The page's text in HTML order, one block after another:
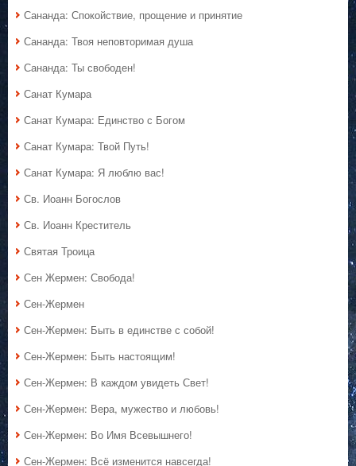
Сананда: Спокойствие, прощение и принятие
Сананда: Твоя неповторимая душа
Сананда: Ты свободен!
Санат Кумара
Санат Кумара: Единство с Богом
Санат Кумара: Твой Путь!
Санат Кумара: Я люблю вас!
Св. Иоанн Богослов
Св. Иоанн Креститель
Святая Троица
Сен Жермен: Свобода!
Сен-Жермен
Сен-Жермен: Быть в единстве с собой!
Сен-Жермен: Быть настоящим!
Сен-Жермен: В каждом увидеть Свет!
Сен-Жермен: Вера, мужество и любовь!
Сен-Жермен: Во Имя Всевышнего!
Сен-Жермен: Всё изменится навсегда!